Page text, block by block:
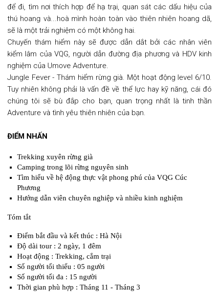
để đi, tìm nơi thích hợp để hạ trại, quan sát các dấu hiệu của
thú hoang và...hoà mình hoàn toàn vào thiên nhiên hoang dã,
sẽ là một trải nghiệm có một không hai.
Chuyến thám hiểm này sẽ được dẫn dắt bởi các nhân viên
kiểm lâm của VQG, người dẫn đường địa phương và HDV kinh
nghiệm của Umove Adventure.
Jungle Fever - Thám hiểm rừng già. Một hoạt động level 6/10.
Tuy nhiên không phải là vấn đề về thể lực hay kỹ năng, cái đó
chúng tôi sẽ bù đắp cho bạn, quan trọng nhất là tinh thần
Adventure và tình yêu thiên nhiên của bạn.
ĐIỂM NHẤN
Trekking xuyên rừng già
Camping trong lõi rừng nguyên sinh
Tìm hiểu về hệ động thực vật phong phú của VQG Cúc
Phương
Hướng dẫn viên chuyên nghiệp và nhiều kinh nghiệm
Tóm tắt
Điểm bắt đầu và kết thúc : Hà Nội
Độ dài tour : 2 ngày, 1 đêm
Hoạt động : Trekking, cắm trại
Số người tối thiểu : 05 người
Số người tối đa : 15 người
Thời gian phù hợp : Tháng 11 - Tháng 3